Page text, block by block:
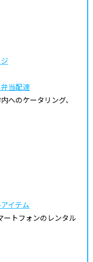
当配達
へのケータリング、
イテム
トフォンのレンタル